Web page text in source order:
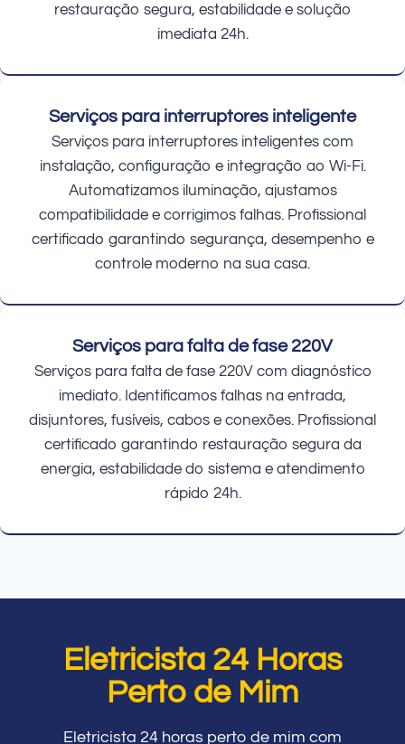
restauração segura, estabilidade e solução
imediata 24h.
Serviços para interruptores inteligente
Serviços para interruptores inteligentes com
instalação, configuração e integração ao Wi-Fi.
Automatizamos iluminação, ajustamos
compatibilidade e corrigimos falhas. Profissional
certificado garantindo segurança, desempenho e
controle moderno na sua casa.
Serviços para falta de fase 220V
Serviços para falta de fase 220V com diagnóstico
imediato. Identificamos falhas na entrada,
disjuntores, fusíveis, cabos e conexões. Profissional
certificado garantindo restauração segura da
energia, estabilidade do sistema e atendimento
rápido 24h.
Eletricista 24 Horas
Perto de Mim
Eletricista 24 horas perto de mim com